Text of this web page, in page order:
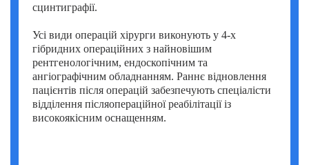
сцинтиграфії.
Усі види операцій хірурги виконують у 4-х
гібридних операційних з найновішим
рентгенологічним, ендоскопічним та
ангіографічним обладнанням. Раннє відновлення
пацієнтів після операцій забезпечують спеціалісти
відділення післяопераційної реабілітації із
високоякісним оснащенням.